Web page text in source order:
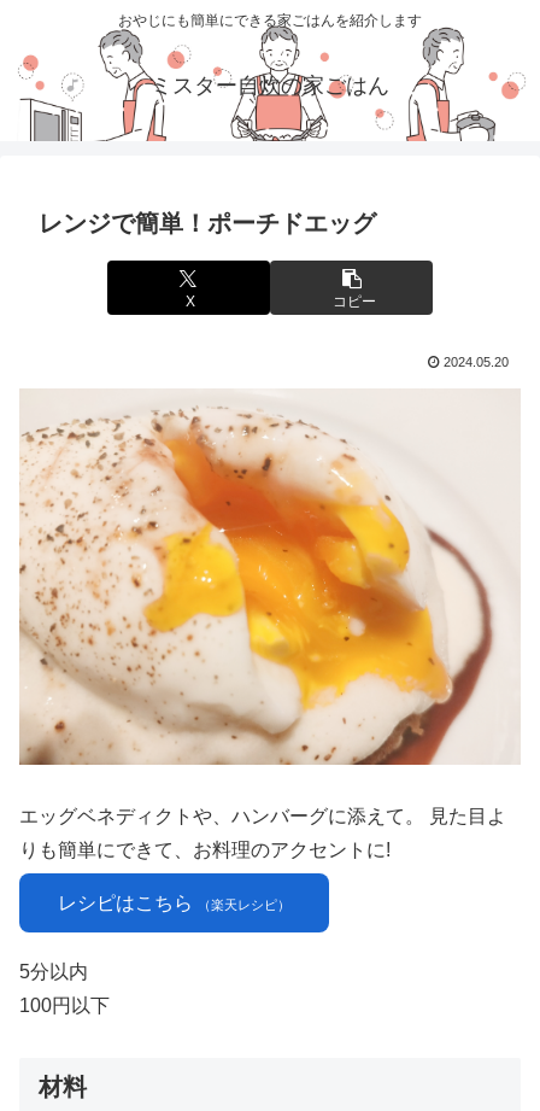
おやじにも簡単にできる家ごはんを紹介します
ミスター自炊の家ごはん
レンジで簡単！ポーチドエッグ
X コピー
2024.05.20
エッグベネディクトや、ハンバーグに添えて。 見た目よ
りも簡単にできて、お料理のアクセントに!
レシピはこちら （楽天レシピ）
5分以内
100円以下
材料